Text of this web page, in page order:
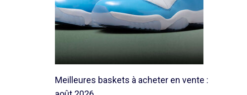
Meilleures baskets à acheter en vente :